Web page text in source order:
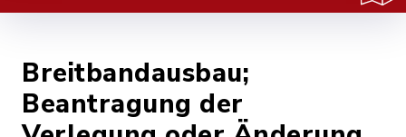
Breitbandausbau;
Beantragung der